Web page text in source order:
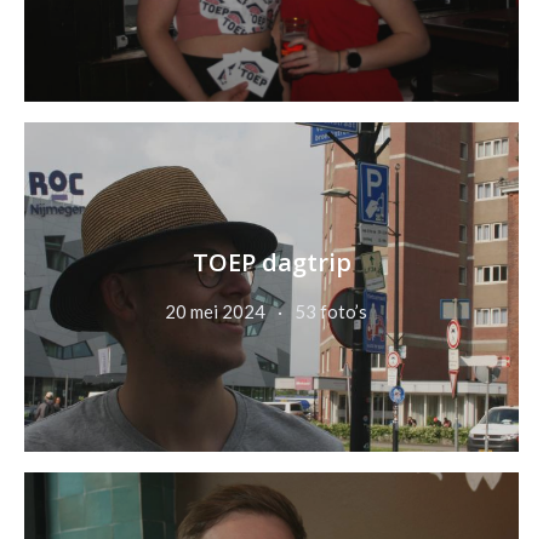
TOEP dagtrip
20 mei 2024 53 foto’s